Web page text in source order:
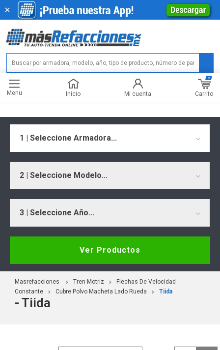
Menu Inicio Mi cuenta Carrito
0
1 | Seleccione Armadora...
2 | Seleccione Modelo...
3 | Seleccione Año...
Ver Productos
Masrefacciones Tren Motriz
Flechas De Velocidad
Constante
Cubre Polvo Macheta Lado Rueda Tiida
- Tiida